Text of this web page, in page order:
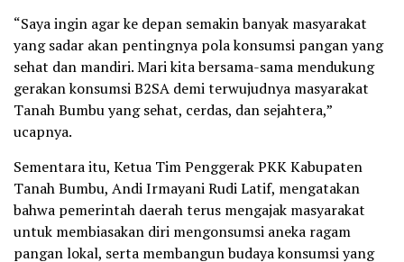
“Saya ingin agar ke depan semakin banyak masyarakat
yang sadar akan pentingnya pola konsumsi pangan yang
sehat dan mandiri. Mari kita bersama-sama mendukung
gerakan konsumsi B2SA demi terwujudnya masyarakat
Tanah Bumbu yang sehat, cerdas, dan sejahtera,”
ucapnya.
Sementara itu, Ketua Tim Penggerak PKK Kabupaten
Tanah Bumbu, Andi Irmayani Rudi Latif, mengatakan
bahwa pemerintah daerah terus mengajak masyarakat
untuk membiasakan diri mengonsumsi aneka ragam
pangan lokal, serta membangun budaya konsumsi yang